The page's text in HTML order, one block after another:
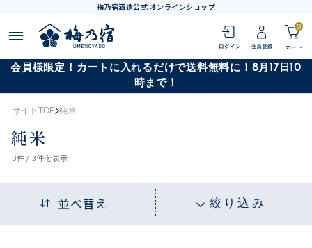
梅乃宿酒造公式 オンラインショップ
0
会員様限定！カートに入れるだけで送料無料に！8月17日10
時まで！
サイトTOP 純米
純米
3件 / 3件を表示
並べ替え 絞り込み